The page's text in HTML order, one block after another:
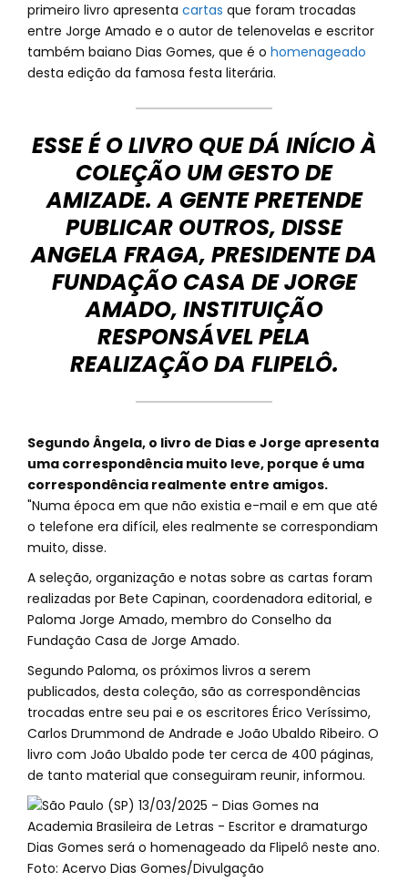
primeiro livro apresenta cartas que foram trocadas
entre Jorge Amado e o autor de telenovelas e escritor
também baiano Dias Gomes, que é o homenageado
desta edição da famosa festa literária.
ESSE É O LIVRO QUE DÁ INÍCIO À
COLEÇÃO UM GESTO DE
AMIZADE. A GENTE PRETENDE
PUBLICAR OUTROS, DISSE
ANGELA FRAGA, PRESIDENTE DA
FUNDAÇÃO CASA DE JORGE
AMADO, INSTITUIÇÃO
RESPONSÁVEL PELA
REALIZAÇÃO DA FLIPELÔ.
Segundo Ângela, o livro de Dias e Jorge apresenta
uma correspondência muito leve, porque é uma
correspondência realmente entre amigos.
"Numa época em que não existia e-mail e em que até
o telefone era difícil, eles realmente se correspondiam
muito, disse.
A seleção, organização e notas sobre as cartas foram
realizadas por Bete Capinan, coordenadora editorial, e
Paloma Jorge Amado, membro do Conselho da
Fundação Casa de Jorge Amado.
Segundo Paloma, os próximos livros a serem
publicados, desta coleção, são as correspondências
trocadas entre seu pai e os escritores Érico Veríssimo,
Carlos Drummond de Andrade e João Ubaldo Ribeiro. O
livro com João Ubaldo pode ter cerca de 400 páginas,
de tanto material que conseguiram reunir, informou.